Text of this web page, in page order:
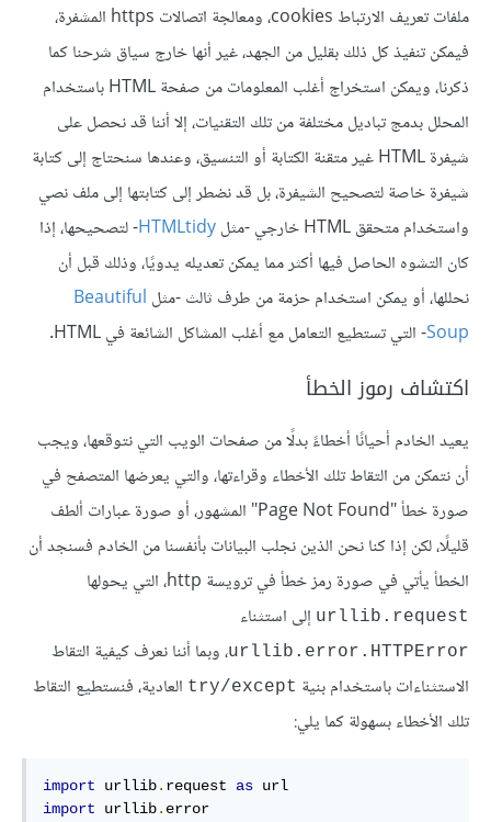
ملفات تعريف الارتباط cookies، ومعالجة اتصالات https المشفرة،
فيمكن تنفيذ كل ذلك بقليل من الجهد، غير أنها خارج سياق شرحنا كما
ذكرنا، ويمكن استخراج أغلب المعلومات من صفحة HTML باستخدام
المحلل بدمج تباديل مختلفة من تلك التقنيات، إلا أننا قد نحصل على
شيفرة HTML غير متقنة الكتابة أو التنسيق، وعندها سنحتاج إلى كتابة
شيفرة خاصة لتصحيح الشيفرة، بل قد نضطر إلى كتابتها إلى ملف نصي
واستخدام متحقق HTML خارجي -مثل
HTMLtidy- لتصحيحها، إذا
كان التشوه الحاصل فيها أكثر مما يمكن تعديله يدويًا، وذلك قبل أن
نحللها، أو يمكن استخدام حزمة من طرف ثالث -مثل Beautiful
Soup- التي تستطيع التعامل مع أغلب المشاكل الشائعة في HTML.
اكتشاف رموز الخطأ
يعيد الخادم أحيانًا أخطاءً بدلًا من صفحات الويب التي نتوقعها، ويجب
أن نتمكن من التقاط تلك الأخطاء وقراءتها، والتي يعرضها المتصفح في
صورة خطأ "Page Not Found" المشهور، أو صورة عبارات ألطف
قليلًا، لكن إذا كنا نحن الذين نجلب البيانات بأنفسنا من الخادم فسنجد أن
الخطأ يأتي في صورة رمز خطأ في ترويسة http، التي يحولها
urllib.request إلى استثناء
urllib.error.HTTPError، وبما أننا نعرف كيفية التقاط
الاستثناءات باستخدام بنية try/except العادية، فنستطيع التقاط
تلك الأخطاء بسهولة كما يلي:
import urllib. request as
import urllib.